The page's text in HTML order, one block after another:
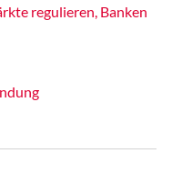
regulieren, Banken